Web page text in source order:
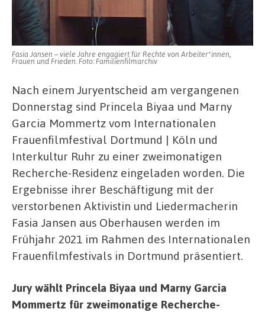
Fasia Jansen – viele Jahre engagiert für Rechte von Arbeiter*innen,
Frauen und Frieden. Foto: Familienfilmarchiv
Nach einem Juryentscheid am vergangenen
Donnerstag sind Princela Biyaa und Marny
Garcia Mommertz vom Internationalen
Frauenfilmfestival Dortmund | Köln und
Interkultur Ruhr zu einer zweimonatigen
Recherche-Residenz eingeladen worden. Die
Ergebnisse ihrer Beschäftigung mit der
verstorbenen Aktivistin und Liedermacherin
Fasia Jansen aus Oberhausen werden im
Frühjahr 2021 im Rahmen des Internationalen
Frauenfilmfestivals in Dortmund präsentiert.
Jury wählt Princela Biyaa und Marny Garcia
Mommertz für zweimonatige Recherche-